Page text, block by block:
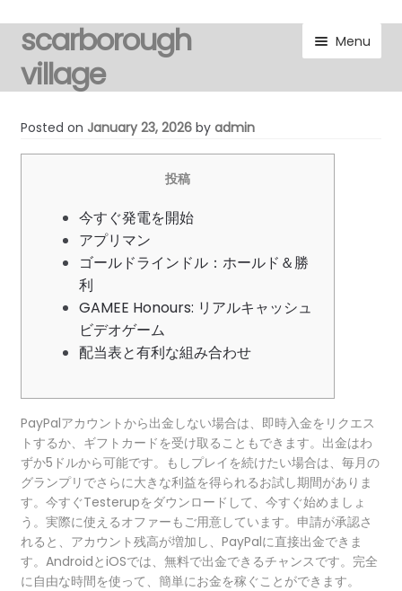
Skip
to
navigation
Skip
to
content
scarborough
village
Menu
gallery
marketplace
discover
noticeboard
Posted on January 23, 2026 by admin
投稿
今すぐ発電を開始
アプリマン
ゴールドラインドル：ホールド＆勝
利
GAMEE Honours: リアルキャッシュ
ビデオゲーム
配当表と有利な組み合わせ
PayPalアカウントから出金しない場合は、即時入金をリクエス
トするか、ギフトカードを受け取ることもできます。出金はわ
ずか5ドルから可能です。もしプレイを続けたい場合は、毎月の
グランプリでさらに大きな利益を得られるお試し期間がありま
す。今すぐTesterupをダウンロードして、今すぐ始めましょ
う。実際に使えるオファーもご用意しています。申請が承認さ
れると、アカウント残高が増加し、PayPalに直接出金できま
す。AndroidとiOSでは、無料で出金できるチャンスです。完全
に自由な時間を使って、簡単にお金を稼ぐことができます。